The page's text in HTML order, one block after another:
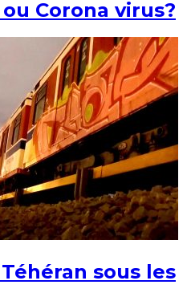
Corona virus?
sous les